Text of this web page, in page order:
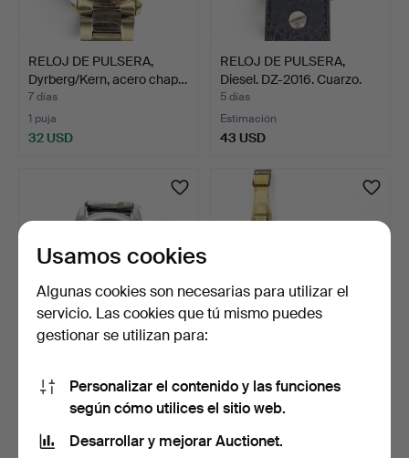
RELOJ DE PULSERA,
Dyrberg/Kern, acero chap…
7 días
1 puja
32 USD
RELOJ DE PULSERA,
Diesel. DZ-2016. Cuarzo.
5 días
Estimación
43 USD
Certina, "Labora", Incab…
85 USD
uds., reloj de señora …
5 días
43 USD
Usamos cookies
Algunas cookies son necesarias para utilizar el
servicio. Las cookies que tú mismo puedes
gestionar se utilizan para:
Personalizar el contenido y las funciones
según cómo utilices el sitio web.
Desarrollar y mejorar Auctionet.